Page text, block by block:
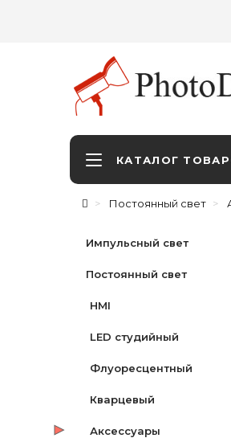
КАТАЛОГ
Постоянный свет
Импульсный свет
Студийные вспышки
Наборы
Аксессуары
Постоянный свет
HMI
LED студийный
Флуоресцентный
Кварцевый
Аксессуары